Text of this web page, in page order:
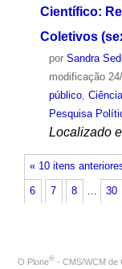
Científico:
Coletivos
por Sandra
modificação
público, Ciência
Pesquisa
Localizado
« 10 itens
6 7 8 … 30
O Plone® - CMS/WCM de